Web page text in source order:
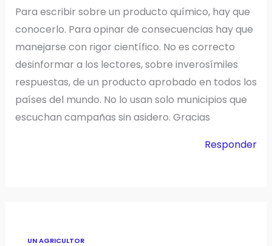
Para escribir sobre un producto químico, hay que
conocerlo. Para opinar de consecuencias hay que
manejarse con rigor científico. No es correcto
desinformar a los lectores, sobre inverosímiles
respuestas, de un producto aprobado en todos los
países del mundo. No lo usan solo municipios que
escuchan campañas sin asidero. Gracias
Responder
UN AGRICULTOR